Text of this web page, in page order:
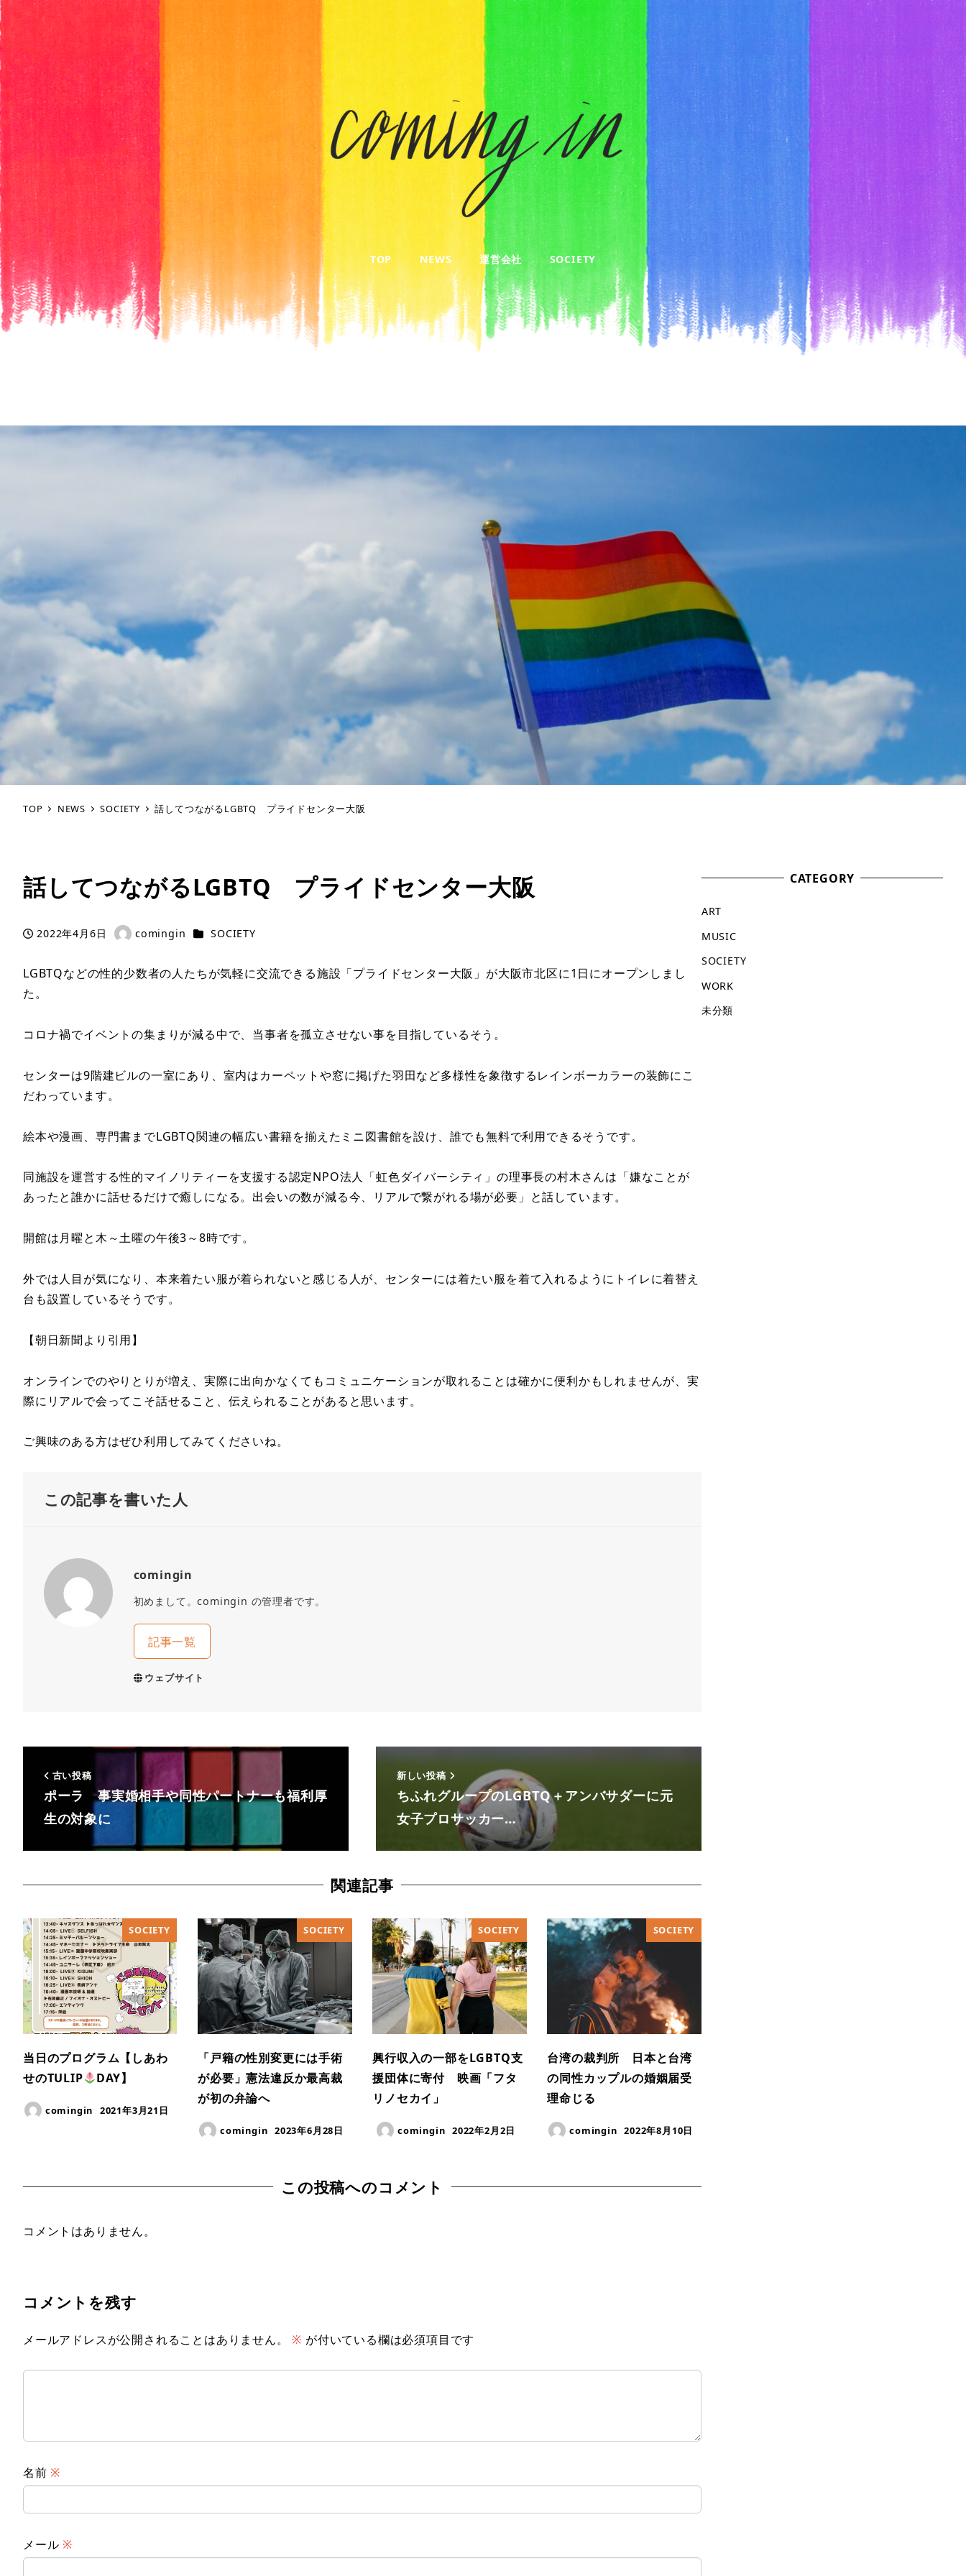
TOP NEWS 運営会社 SOCIETY
TOP NEWS SOCIETY 話してつながるLGBTQ プライドセンター大阪
話してつながるLGBTQ プライドセンター大阪
投稿日
2022年4月6日
著
comingin カテゴリー
SOCIETY
LGBTQなどの性的少数者の人たちが気軽に交流できる施設「プライドセンター大阪」が大阪市北区に1日にオープンしまし
た。
コロナ禍でイベントの集まりが減る中で、当事者を孤立させない事を目指しているそう。
センターは9階建ビルの一室にあり、室内はカーペットや窓に掲げた羽田など多様性を象徴するレインボーカラーの装飾にこ
だわっています。
絵本や漫画、専門書までLGBTQ関連の幅広い書籍を揃えたミニ図書館を設け、誰でも無料で利用できるそうです。
同施設を運営する性的マイノリティーを支援する認定NPO法人「虹色ダイバーシティ」の理事長の村木さんは「嫌なことが
あったと誰かに話せるだけで癒しになる。出会いの数が減る今、リアルで繋がれる場が必要」と話しています。
開館は月曜と木～土曜の午後3～8時です。
外では人目が気になり、本来着たい服が着られないと感じる人が、センターには着たい服を着て入れるようにトイレに着替え
台も設置しているそうです。
【朝日新聞より引用】
オンラインでのやりとりが増え、実際に出向かなくてもコミュニケーションが取れることは確かに便利かもしれませんが、実
際にリアルで会ってこそ話せること、伝えられることがあると思います。
ご興味のある方はぜひ利用してみてくださいね。
この記事を書いた人
comingin
初めまして。comingin の管理者です。
記事一覧
ウェブサイト
古い投稿
ポーラ 事実婚相手や同性パートナーも福利厚
生の対象に
新しい投稿
ちふれグループのLGBTQ＋アンバサダーに元
女子プロサッカー…
関連記事
SOCIETY
当日のプログラム【しあわ
せのTULIP
DAY】
comingin 2021年3月21日
SOCIETY
「戸籍の性別変更には手術
が必要」憲法違反か最高裁
が初の弁論へ
comingin 2023年6月28日
SOCIETY
興行収入の一部をLGBTQ支
援団体に寄付 映画「フタ
リノセカイ」
comingin 2022年2月2日
SOCIETY
台湾の裁判所 日本と台湾
の同性カップルの婚姻届受
理命じる
comingin 2022年8月10日
この投稿へのコメント
コメントはありません。
コメントを残す
メールアドレスが公開されることはありません。 ※ が付いている欄は必須項目です
名前 ※
メール ※
CATEGORY
ART
MUSIC
SOCIETY
WORK
未分類